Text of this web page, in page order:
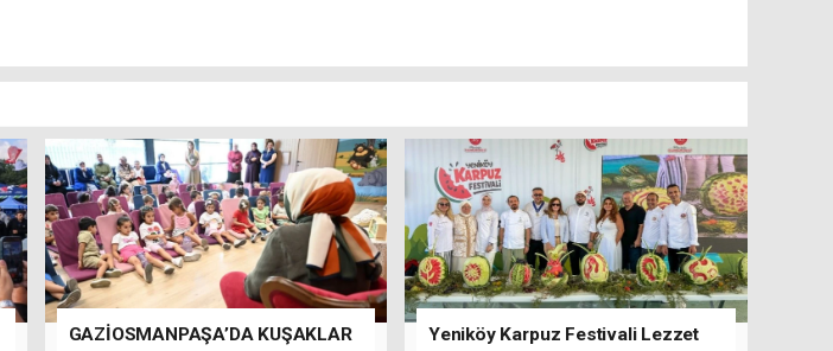
GAZİOSMANPAŞA’DA KUŞAKLAR
Yeniköy Karpuz Festivali Lezzet